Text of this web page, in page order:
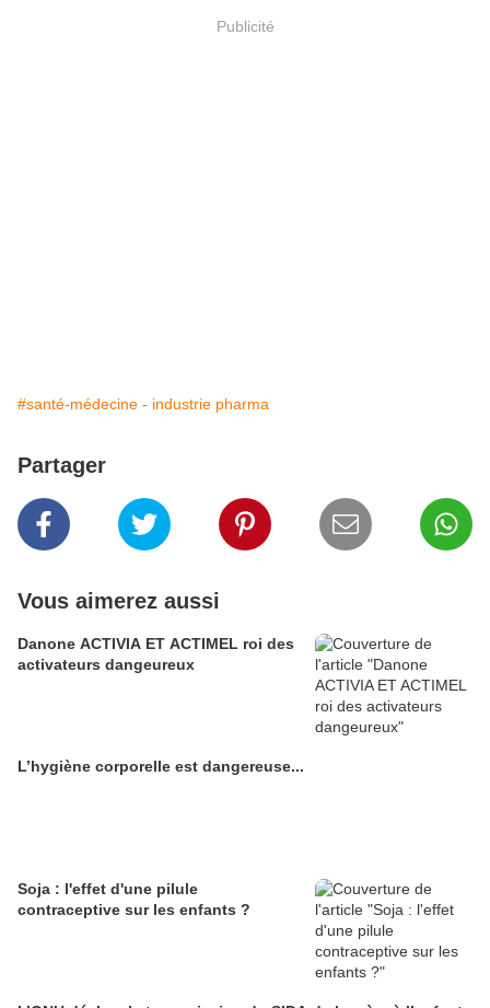
Publicité
#santé-médecine - industrie pharma
Partager
Vous aimerez aussi
Danone ACTIVIA ET ACTIMEL roi des
activateurs dangeureux
L’hygiène corporelle est dangereuse...
Soja : l'effet d'une pilule
contraceptive sur les enfants ?